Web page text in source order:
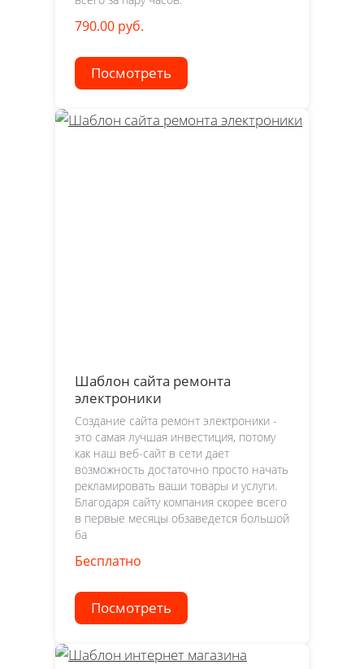
790.00 руб.
Посмотреть
Шаблон сайта ремонта
электроники
Создание сайта ремонт электроники -
это самая лучшая инвестиция, потому
как наш веб-сайт в сети дает
возможность достаточно просто начать
рекламировать ваши товары и услуги.
Благодаря сайту компания скорее всего
в первые месяцы обзаведется большой
ба
Бесплатно
Посмотреть